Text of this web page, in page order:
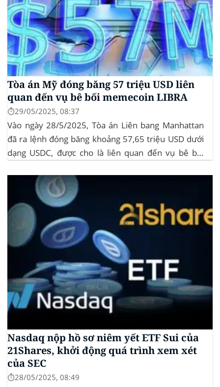
Tòa án Mỹ đóng băng 57 triệu USD liên
quan đến vụ bê bối memecoin LIBRA
⏱️29/05/2025, 08:37
Vào ngày 28/5/2025, Tòa án Liên bang Manhattan
đã ra lệnh đóng băng khoảng 57,65 triệu USD dưới
dạng USDC, được cho là liên quan đến vụ bê bối
tập thể do Burwick Law đại diện, cáo buộc các công
Nasdaq nộp hồ sơ niêm yết ETF Sui của
21Shares, khởi động quá trình xem xét
của SEC
⏱️28/05/2025, 08:49